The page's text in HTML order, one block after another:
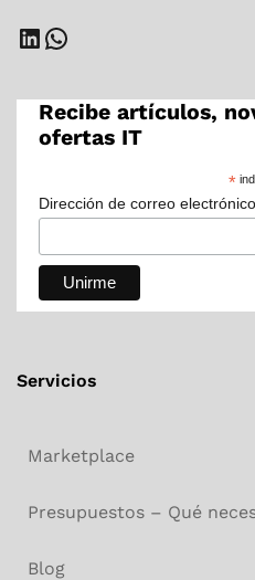
LinkedIn
WhatsApp
Recibe artículos,
ofertas IT
*
Dirección de correo electrónico
Servicios
Marketplace
Presupuestos – Qué
Blog